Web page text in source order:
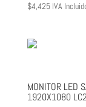
$4,425 IVA
MONITOR LED
1920X1080